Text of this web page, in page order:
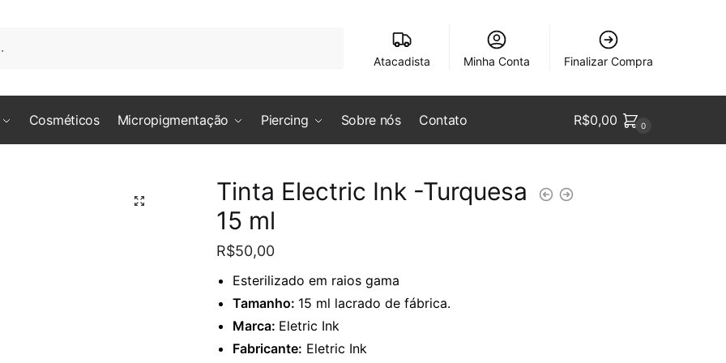
Atacadista
Minha Conta Finalizar Compra
Cosméticos Micropigmentação Piercing Sobre nós Contato R$0,00 0
🔍
Tinta Electric Ink -Turquesa
15 ml
R$50,00
Esterilizado em raios gama
Tamanho: 15 ml lacrado de fábrica.
Marca: Eletric Ink
Fabricante: Eletric Ink
Sobrenome